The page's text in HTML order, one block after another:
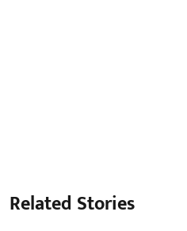
Related Stories